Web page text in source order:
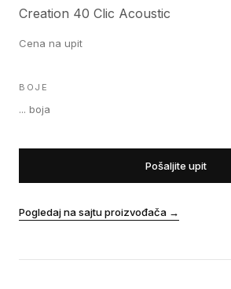
Creation 40 Clic Acoustic
Cena na upit
BOJE
... boja
Pošaljite upit
Pogledaj na sajtu proizvođača →